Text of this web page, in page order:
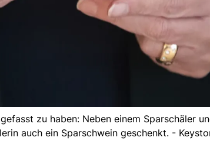
zu haben: Neben einem Sparschäler
auch ein Sparschwein geschenkt. -